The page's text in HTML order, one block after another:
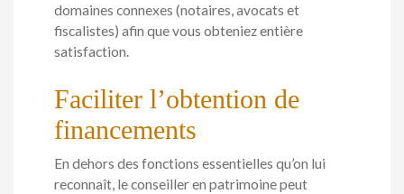
domaines connexes (notaires, avocats et
fiscalistes) afin que vous obteniez entière
satisfaction.
Faciliter l’obtention de
financements
En dehors des fonctions essentielles qu’on lui
reconnaît, le conseiller en patrimoine peut